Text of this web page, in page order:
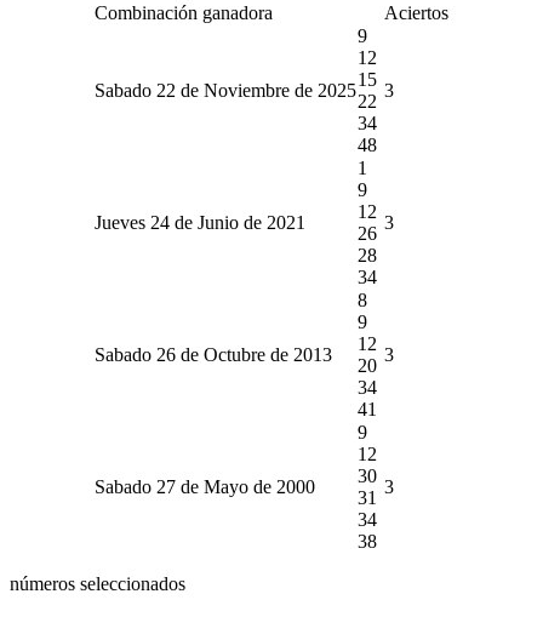
Combinación ganadora Aciertos
Sabado 22 de Noviembre de 2025
9
12
15
22
34
48
3
Jueves 24 de Junio de 2021
1
9
12
26
28
34
3
Sabado 26 de Octubre de 2013
8
9
12
20
34
41
3
Sabado 27 de Mayo de 2000
9
12
30
31
34
38
3
números seleccionados